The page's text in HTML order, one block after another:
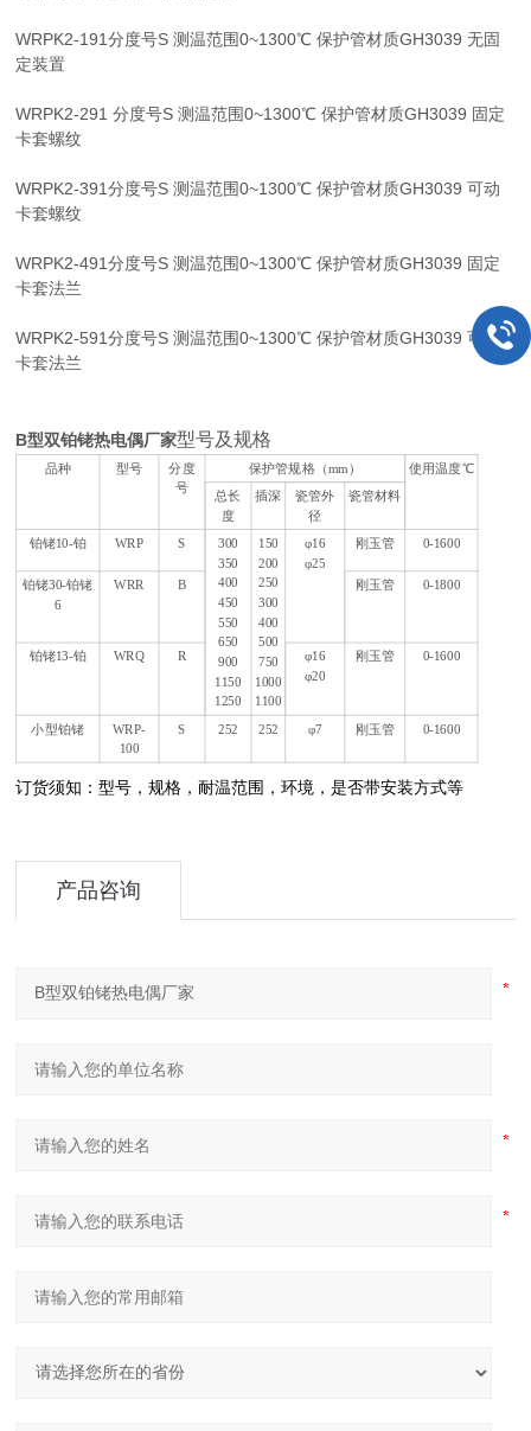
WRPK2-191分度号S 测温范围0~1300℃ 保护管材质GH3039 无固
定装置
WRPK2-291 分度号S 测温范围0~1300℃ 保护管材质GH3039 固定
卡套螺纹
WRPK2-391分度号S 测温范围0~1300℃ 保护管材质GH3039 可动
卡套螺纹
WRPK2-491分度号S 测温范围0~1300℃ 保护管材质GH3039 固定
卡套法兰
WRPK2-591分度号S 测温范围0~1300℃ 保护管材质GH3039 可动
卡套法兰
B型双铂铑热电偶厂家型号及规格
品种 型号
分度
号
保护管规格（mm）
使用温度℃
总长
度
插深
瓷管外
径
瓷管材料
铂铑10-铂 WRP S
300
350
400
450
550
650
900
1150
1250
150
200
250
300
400
500
750
1000
1100
φ16
φ25
刚玉管 0-1600
铂铑30-铂铑
6
WRR B 刚玉管 0-1800
铂铑13-铂 WRQ R φ16
φ20
刚玉管 0-1600
小型铂铑 WRP-
100
S 252 252 φ7 刚玉管 0-1600
订货须知：型号，规格，耐温范围，环境，是否带安装方式等
产品咨询